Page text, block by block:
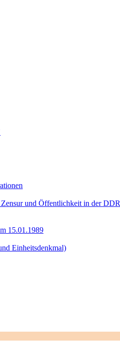
und Öffentlichkeit in der DDR
15.01.1989
Einheitsdenkmal)